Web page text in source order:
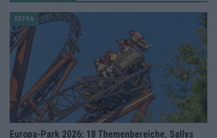
Europa-Park 2026: 18 Themenbereiche, Sallys
EXTRA